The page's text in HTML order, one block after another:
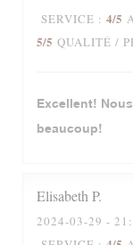
SERVICE : 4/5
5/5 QUALITÉ /
Excellent!
beaucoup!
ElisabethP
2024-03-29 -